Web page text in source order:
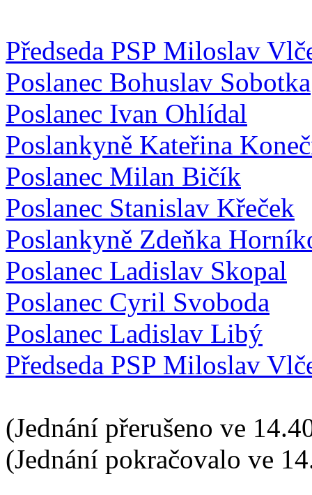
Předseda PSP Miloslav
Poslanec Bohuslav Sobotka
Poslanec Ivan Ohlídal
Poslankyně Kateřina
Poslanec Milan Bičík
Poslanec Stanislav Křeček
Poslankyně Zdeňka
Poslanec Ladislav Skopal
Poslanec Cyril Svoboda
Poslanec Ladislav Libý
Předseda PSP Miloslav
(Jednání přerušeno ve
(Jednání pokračovalo ve